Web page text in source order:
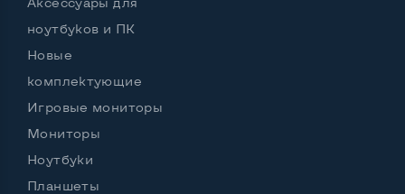
Выход USB 2_0
Выход USB 3_0
ноутбуков и ПК
Новые
комплектующие
Игровые мониторы
Мониторы
Ноутбуки
Планшеты